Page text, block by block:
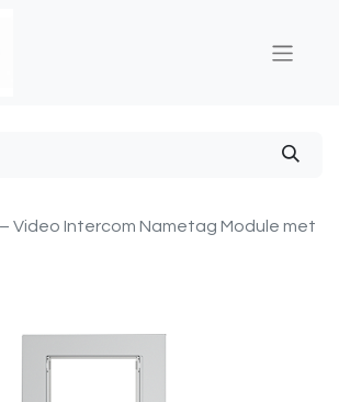
Video Intercom Nametag Module met